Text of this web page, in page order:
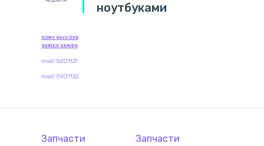
ноутбуками
SONY VAIO SVD
SERIES SERIES
modl SVD1121
modl SVD1122
Запчасти
Запчасти